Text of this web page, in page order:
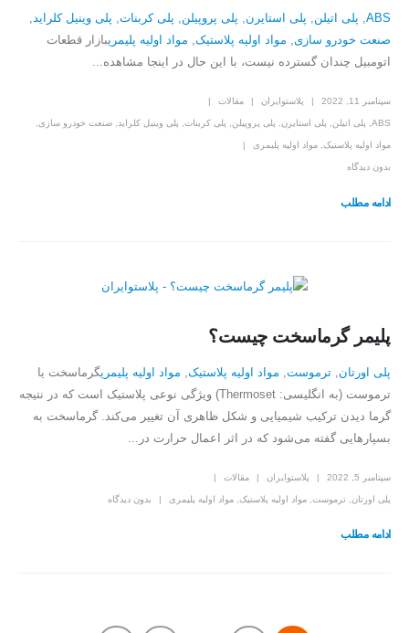
ABS
, پلی اتیلن, پلی استایرن, پلی پروپیلن, پلی کربنات, پلی وینیل کلراید,
صنعت خودرو سازی, مواد اولیه پلاستیک, مواد اولیه پلیمریبازار قطعات
اتومبیل چندان گسترده نیست، با این حال در اینجا مشاهده...
سپتامبر 11, 2022 پلاستوایران مقالات
ABS پلی اتیلن پلی استایرن پلی پروپیلن پلی کربنات پلی وینیل کلراید صنعت خودرو سازی
مواد اولیه پلاستیک مواد اولیه پلیمری
بدون دیدگاه
ادامه مطلب
پلیمر گرماسخت چیست؟
پلی اورتان, ترموست, مواد اولیه پلاستیک, مواد اولیه پلیمریگرماسخت یا
ترموست (به انگلیسی: Thermoset) ویژگی نوعی پلاستیک است که در نتیجه
گرما دیدن ترکیب شیمیایی و شکل ظاهری آن تغییر می‌کند.‎ گرماسخت به
بسپارهایی گفته می‌شود که در اثر اعمال حرارت در...
سپتامبر 5, 2022 پلاستوایران مقالات
پلی اورتان ترموست مواد اولیه پلاستیک مواد اولیه پلیمری بدون دیدگاه
ادامه مطلب